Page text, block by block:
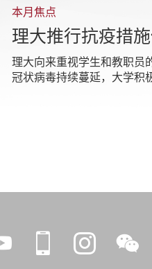
本月焦点
理大推行抗疫措
理大向来重视学生和教职员
冠状病毒持续蔓延，大学积
YouTubeiPolyU Instagram
微